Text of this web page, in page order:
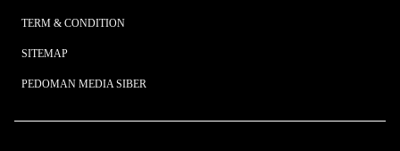
TERM & CONDITION
SITEMAP
PEDOMAN MEDIA SIBER